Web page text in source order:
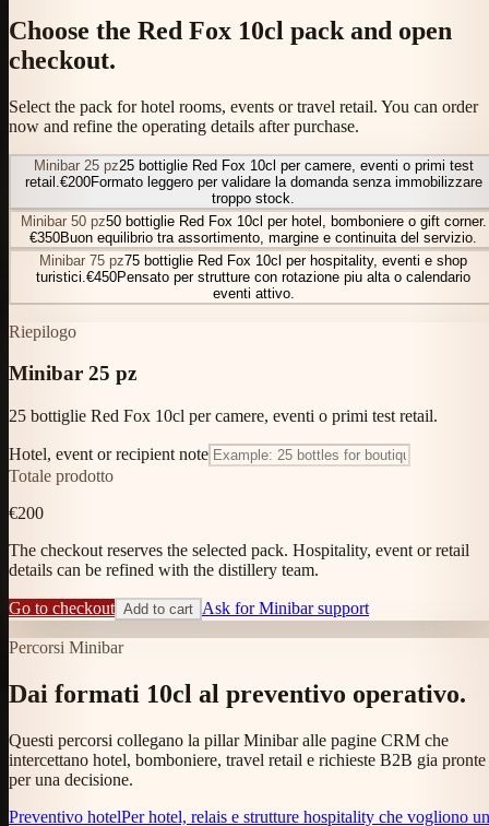
Choose the Red Fox 10cl pack and open
checkout.
Select the pack for hotel rooms, events or travel retail. You can order
now and refine the operating details after purchase.
Minibar 25 pz25 bottiglie Red Fox 10cl per camere, eventi o primi test
retail. €200Formato leggero per validare la domanda senza immobilizzare
troppo stock.
Minibar 50 pz50 bottiglie Red Fox 10cl per hotel, bomboniere o gift corner.
€350Buon equilibrio tra assortimento, margine e continuita del servizio.
Minibar 75 pz75 bottiglie Red Fox 10cl per hospitality, eventi e shop
turistici. €450Pensato per strutture con rotazione piu alta o calendario
eventi attivo.
Riepilogo
Minibar 25 pz
25 bottiglie Red Fox 10cl per camere, eventi o primi test retail.
Hotel, event or recipient note
Totale prodotto
€200
The checkout reserves the selected pack. Hospitality, event or retail
details can be refined with the distillery team.
Go to checkout Add to cart Ask for Minibar support
Percorsi Minibar
Dai formati 10cl al preventivo operativo.
Questi percorsi collegano la pillar Minibar alle pagine CRM che
intercettano hotel, bomboniere, travel retail e richieste B2B gia pronte
per una decisione.
Preventivo hotelPer hotel, relais e strutture hospitality che vogliono un